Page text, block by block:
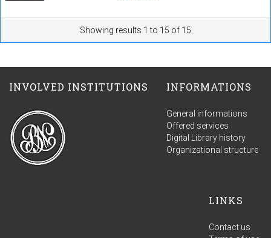
Showing results 1 to 15 of 15
INVOLVED INSTITUTIONS INFORMATIONS
General informations
Offered services
Digital Library history
Organizational structure
LINKS
Contact us